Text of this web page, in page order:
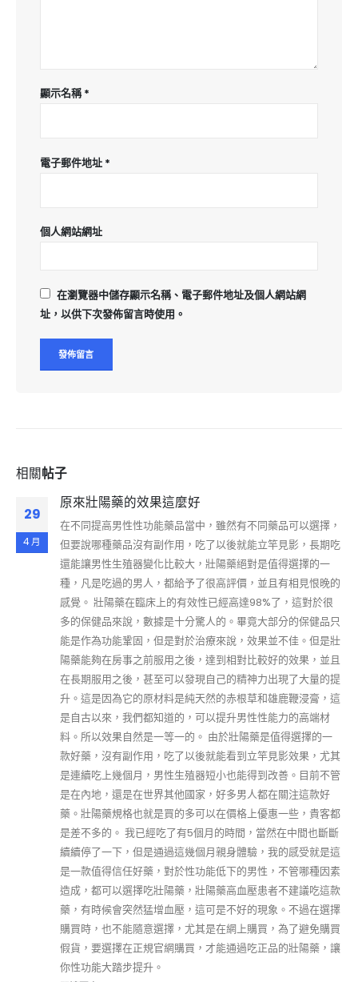
顯示名稱*
電子郵件地址 *
個人網站網址
在瀏覽器中儲存顯示名稱、電子郵件地址及個人網站網
址，以供下次發佈留言時使用。
相關帖子
29
4 月
原來壯陽藥的效果這麼好
在不同提高男性性功能藥品當中，雖然有不同藥品可以選擇，
但要說哪種藥品沒有副作用，吃了以後就能立竿見影，長期吃
還能讓男性生殖器變化比較大，壯陽藥絕對是值得選擇的一
種，凡是吃過的男人，都給予了很高評價，並且有相見恨晚的
感覺。 壯陽藥在臨床上的有效性已經高達98%了，這對於很
多的保健品來說，數據是十分驚人的。畢竟大部分的保健品只
能是作為功能鞏固，但是對於治療來說，效果並不佳。但是壯
陽藥能夠在房事之前服用之後，達到相對比較好的效果，並且
在長期服用之後，甚至可以發現自己的精神力出現了大量的提
升。這是因為它的原材料是純天然的赤根草和雄鹿鞭浸膏，這
是自古以來，我們都知道的，可以提升男性性能力的高端材
料。所以效果自然是一等一的。 由於壯陽藥是值得選擇的一
款好藥，沒有副作用，吃了以後就能看到立竿見影效果，尤其
是連續吃上幾個月，男性生殖器短小也能得到改善。目前不管
是在內地，還是在世界其他國家，好多男人都在關注這款好
藥。壯陽藥規格也就是買的多可以在價格上優惠一些，貴客都
是差不多的。 我已經吃了有5個月的時間，當然在中間也斷斷
續續停了一下，但是通過這幾個月親身體驗，我的感受就是這
是一款值得信任好藥，對於性功能低下的男性，不管哪種因素
造成，都可以選擇吃壯陽藥，壯陽藥高血壓患者不建議吃這款
藥，有時候會突然猛增血壓，這可是不好的現象。不過在選擇
購買時，也不能隨意選擇，尤其是在網上購買，為了避免購買
假貨，要選擇在正規官網購買，才能通過吃正品的壯陽藥，讓
你性功能大踏步提升。